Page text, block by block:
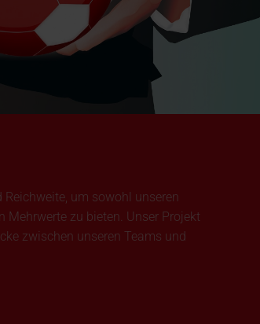
um sowohl unseren
Mehrwerte zu bieten. Unser Projekt
zwischen unseren Teams und